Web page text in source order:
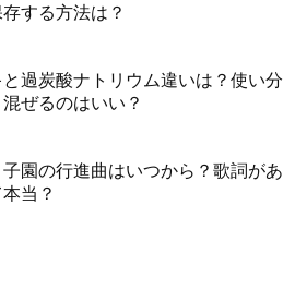
する方法は？
と過炭酸ナトリウム違いは？使い分
ぜるのはいい？
子園の行進曲はいつから？歌詞があ
当？